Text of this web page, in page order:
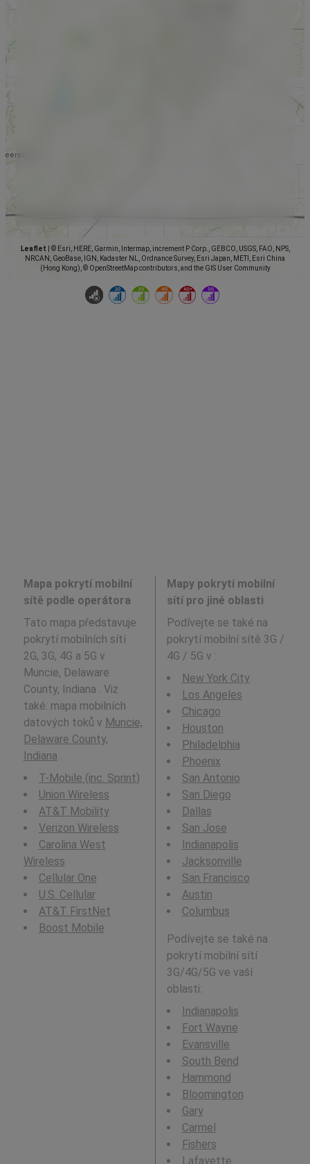
Leaflet
© Esri, HERE, Garmin, Intermap, increment P Corp., GEBCO, USGS, FAO, NPS,
NRCAN, GeoBase, IGN, Kadaster NL, Ordnance Survey, Esri Japan, METI, Esri China
(Hong Kong), © OpenStreetMap contributors, and the GIS User Community
Mapa pokrytí mobilní
sítě podle operátora
Tato mapa představuje
pokrytí mobilních sítí
2G, 3G, 4G a 5G v
Muncie, Delaware
County, Indiana . Viz
také: mapa mobilních
datových toků v Muncie,
Delaware County,
Indiana .
T-Mobile (inc. Sprint)
Union Wireless
AT&T Mobility
Verizon Wireless
Carolina West
Wireless
Cellular One
U.S. Cellular
AT&T FirstNet
Boost Mobile
Mapy pokrytí mobilní
sítí pro jiné oblasti
Podívejte se také na
pokrytí mobilní sítě 3G /
4G / 5G v :
New York City
Los Angeles
Chicago
Houston
Philadelphia
Phoenix
San Antonio
San Diego
Dallas
San Jose
Indianapolis
Jacksonville
San Francisco
Austin
Columbus
Podívejte se také na
pokrytí mobilní sítí
3G/4G/5G ve vaší
oblasti:
Indianapolis
Fort Wayne
Evansville
South Bend
Hammond
Bloomington
Gary
Carmel
Fishers
Lafayette